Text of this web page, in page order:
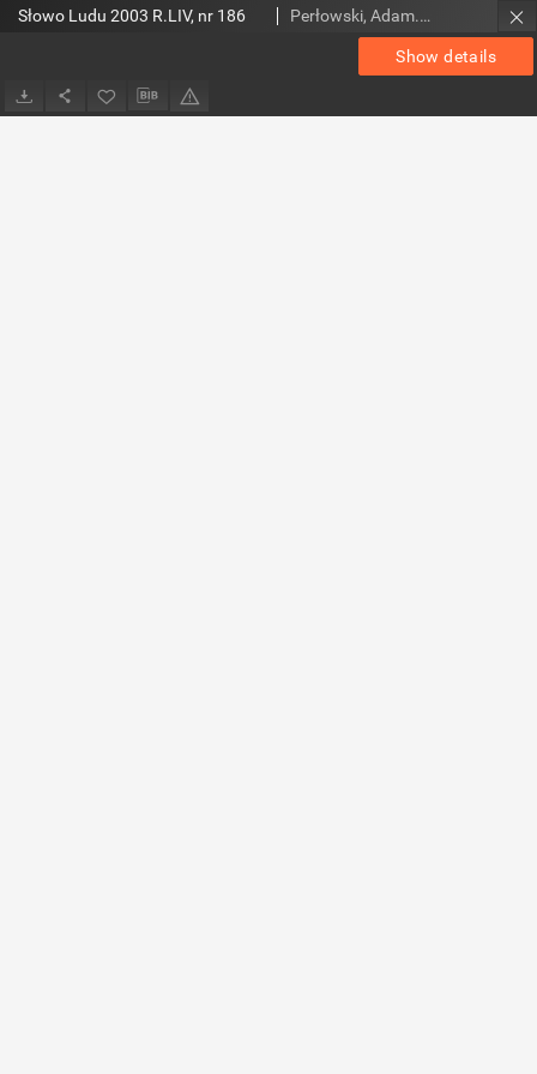
Show details
Słowo Ludu 2003 R.LIV, nr 186 Perłowski, Adam. Red.